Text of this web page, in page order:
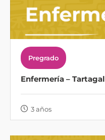
Pregrado
Enfermería – Tartagal
3 años